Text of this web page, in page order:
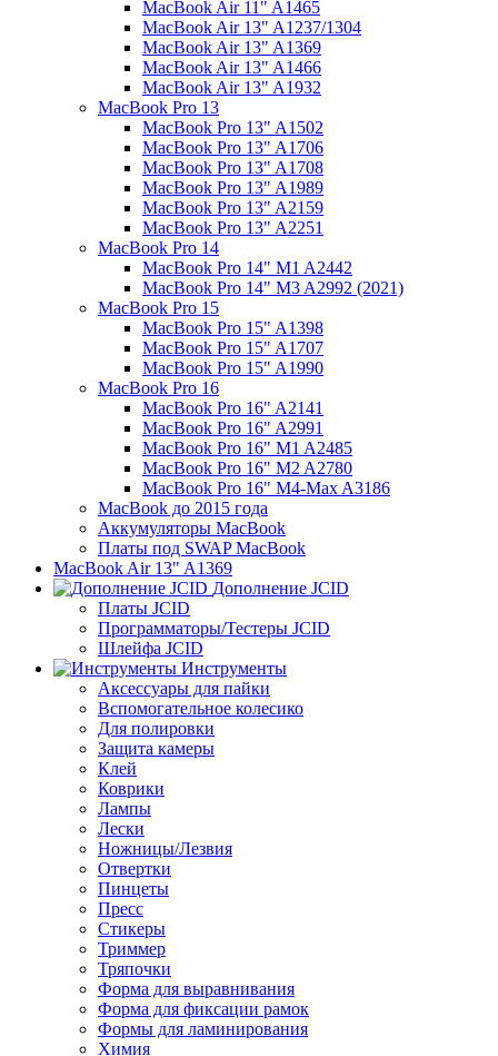
MacBook Air 11" A1465
MacBook Air 13" A1237/1304
MacBook Air 13" A1369
MacBook Air 13" A1466
MacBook Air 13" A1932
MacBook Pro 13
MacBook Pro 13" A1502
MacBook Pro 13" A1706
MacBook Pro 13" A1708
MacBook Pro 13" A1989
MacBook Pro 13" A2159
MacBook Pro 13" A2251
MacBook Pro 14
MacBook Pro 14" M1 A2442
MacBook Pro 14" M3 A2992 (2021)
MacBook Pro 15
MacBook Pro 15" A1398
MacBook Pro 15" A1707
MacBook Pro 15" A1990
MacBook Pro 16
MacBook Pro 16" A2141
MacBook Pro 16" A2991
MacBook Pro 16" M1 A2485
MacBook Pro 16" M2 A2780
MacBook Pro 16" M4-Max A3186
MacBook до 2015 года
Аккумуляторы MacBook
Платы под SWAP MacBook
MacBook Air 13" A1369
Дополнение JCID
Платы JCID
Программаторы/Тестеры JCID
Шлейфа JCID
Инструменты
Аксессуары для пайки
Вспомогательное колесико
Для полировки
Защита камеры
Клей
Коврики
Лампы
Лески
Ножницы/Лезвия
Отвертки
Пинцеты
Пресс
Стикеры
Триммер
Тряпочки
Форма для выравнивания
Форма для фиксации рамок
Формы для ламинирования
Химия